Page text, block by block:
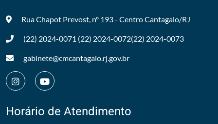
Rua Chapot Prevost, nº 193 - CentroCantagalo/RJ
(22) 2024-0071 (22) 2024-0072(22) 2024-0073
gabinete@cmcantagalo.rj.gov.br
Horário de Atendimento